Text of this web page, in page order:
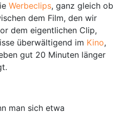
Werbeclips, ganz gleich ob
dem Film, den wir
dem eigentlichen Clip,
überwältigend im Kino,
gut 20 Minuten länger
man sich etwa